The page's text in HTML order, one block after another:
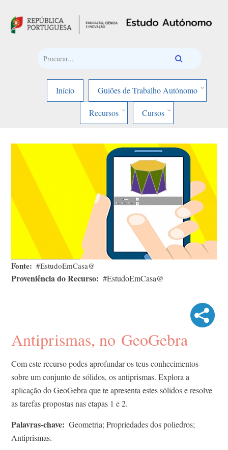
Início Guiões de Trabalho Autónomo
Recursos Cursos
Fonte #EstudoEmCasa@
Proveniência do Recurso #EstudoEmCasa@
Antiprismas, no GeoGebra
Com este recurso podes aprofundar os teus conhecimentos
sobre um conjunto de sólidos, os antiprismas. Explora a
aplicação do GeoGebra que te apresenta estes sólidos e resolve
as tarefas propostas nas etapas 1 e 2.
Palavras-chave
Geometria; Propriedades dos poliedros;
Antiprismas.